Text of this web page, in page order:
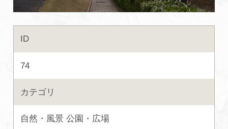
加賀に泊まって！北陸巡り♪
ご当地グルメ
加賀 旅先納税
ID
74
カテゴリ
自然・風景 公園・広場